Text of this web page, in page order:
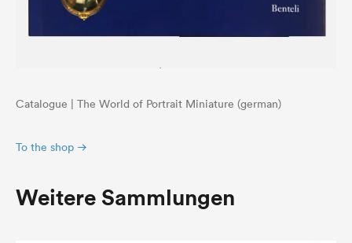
Catalogue | The World of Portrait Miniature (german)
To the shop
Weitere Sammlungen